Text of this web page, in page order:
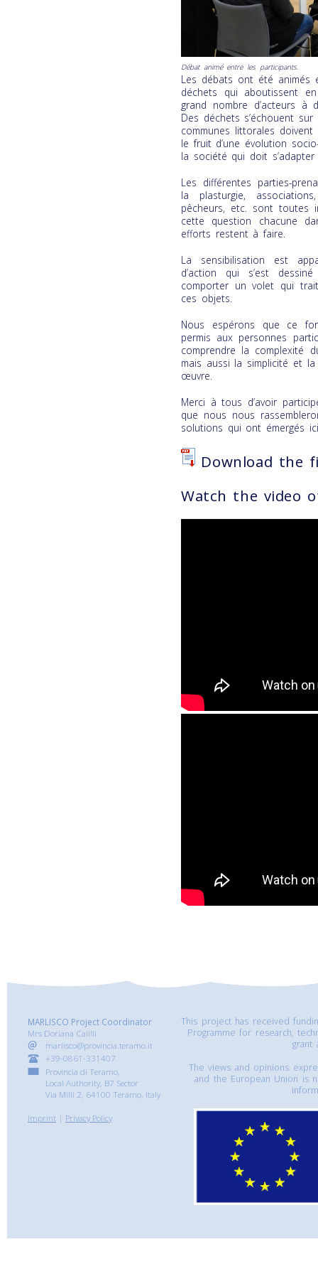
Débat animé entre les participants.
Les débats ont été animés
déchets qui aboutissent
grand nombre d’acteurs à
Des déchets s’échouent
communes littorales
le fruit d’une évolution
la société qui doit
Les différentes parties-
la plasturgie,
pêcheurs, etc. sont toutes
cette question chacune
efforts restent à faire.
La sensibilisation est
d’action qui s’est
comporter un volet qui
ces objets.
Nous espérons que ce
permis aux personnes
comprendre la complexité
mais aussi la simplicité et
œuvre.
Merci à tous d’avoir
que nous nous
solutions qui ont émergés
Download the
Watch the video
MARLISCO Project Coordinator
Mrs Doriana Calilli
marlisco@provincia.teramo.it
+39-0861-331407
Provincia di Teramo,
Local Authority, B7 Sector
Via Milli 2, 64100 Teramo, Italy
Imprint | Privacy Policy
This project has received
Programme for research,
grant
The views and opinions
and the European Union is